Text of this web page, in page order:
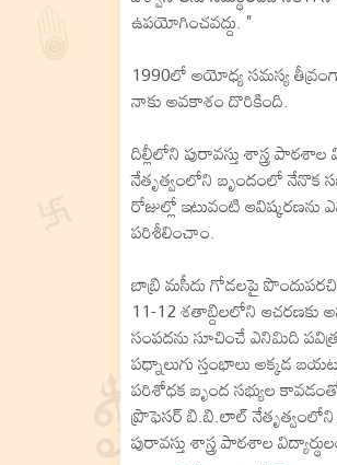
ఉపయోగించవద్దు. "
1990లో అయోధ్య సమస్య
నాకు అవకాశం దొరికింది.
దిల్లీలోని పురావస్తు శాస్త్ర
నేతృత్వంలోని బృందంలో నేనొక
రోజుల్లో ఇటువంటి
పరిశీలించాం.
బాబ్రి మసీదు గోడలపై
11-12 శతాబ్దిలలోని ఆచరణకు
సంపదను సూచించే ఎనిమిది
పధ్నాలుగు స్తంభాలు అక్కడ
పరిశోధక బృంద సభ్యుల
ప్రొఫెసర్‌ బి.బి.లాల్‌
పురావస్తు శాస్త్ర పాఠశాల